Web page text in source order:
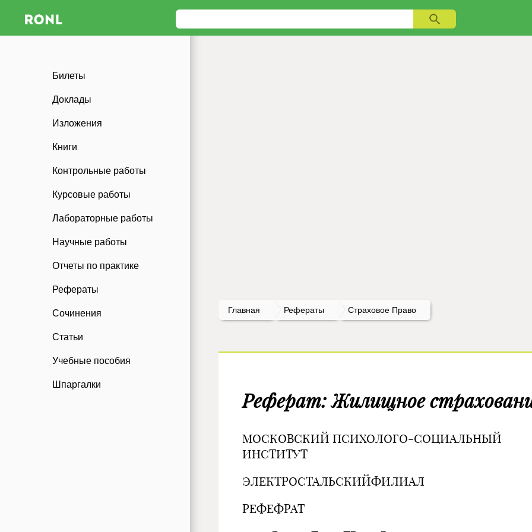
Билеты
Доклады
Изложения
Книги
Контрольные работы
Курсовые работы
Лабораторные работы
Научные работы
Отчеты по практике
Рефераты
Сочинения
Статьи
Учебные пособия
Шпаргалки
Главная Рефераты Страховое Право
Реферат: Жилищное
МОСКОВСКИЙ ПСИХОЛОГО-СОЦИАЛЬНЫЙ
ИНСТИТУТ
ЭЛЕКТРОСТАЛЬСКИЙФИЛИАЛ
РЕФЕФРАТ